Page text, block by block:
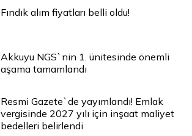
Fındık alım fiyatları belli oldu!
Akkuyu NGS`nin 1. ünitesinde önemli
aşama tamamlandı
Resmi Gazete`de yayımlandı! Emlak
vergisinde 2027 yılı için inşaat maliyet
bedelleri belirlendi